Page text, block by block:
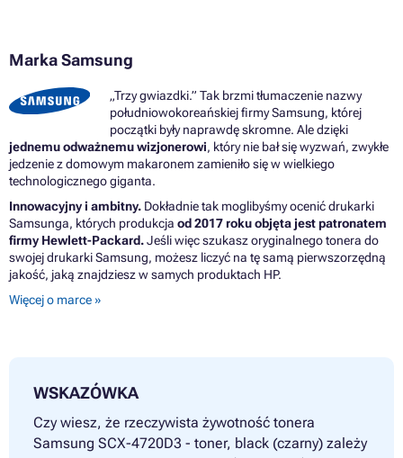
Marka Samsung
„Trzy gwiazdki.” Tak brzmi tłumaczenie nazwy
południowokoreańskiej firmy Samsung, której
początki były naprawdę skromne. Ale dzięki
jednemu odważnemu wizjonerowi, który nie bał się wyzwań, zwykłe
jedzenie z domowym makaronem zamieniło się w wielkiego
technologicznego giganta.
Innowacyjny i ambitny. Dokładnie tak moglibyśmy ocenić drukarki
Samsunga, których produkcja od 2017 roku objęta jest patronatem
firmy Hewlett-Packard.Jeśli więc szukasz oryginalnego tonera do
swojej drukarki Samsung, możesz liczyć na tę samą pierwszorzędną
jakość, jaką znajdziesz w samych produktach HP.
Więcej o marce »
WSKAZÓWKA
Czy wiesz, że rzeczywista żywotność tonera
Samsung SCX-4720D3 - toner, black (czarny) zależy